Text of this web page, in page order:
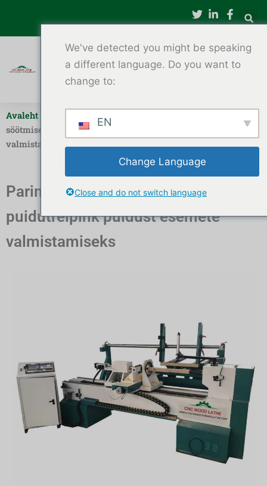
vahele
Avaleht Automaatne CNC puidutreipink
söötmisega CNC-puidutreipink puidust esemete
valmistamiseks
Parim automaatse söötmisega CNC-
puidutreipink puidust esemete
valmistamiseks
We've detected you might be speaking
a different language. Do you want to
change to:
EN
Change Language
Close and do not switch language